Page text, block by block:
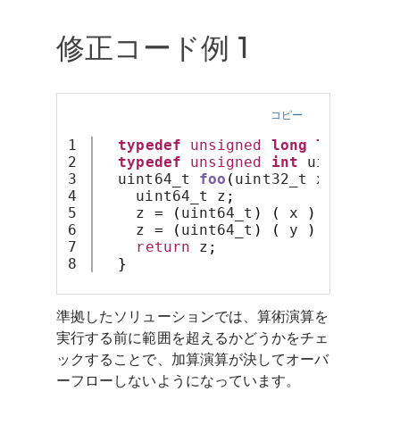
修正コード例 1
コピー
1
2
3
4
5
6
7
typedef unsigned long long
typedef
unsigned int uint32_t
uint64_t foo ( uint32_t x
uint64_t z ;
z = ( uint64_t ) ( x )
z = ( uint64_t ) ( y )
return z ;
}
準拠したソリューションでは、算術演算を
実行する前に範囲を超えるかどうかをチェ
ックすることで、加算演算が決してオーバ
ーフローしないようになっています。